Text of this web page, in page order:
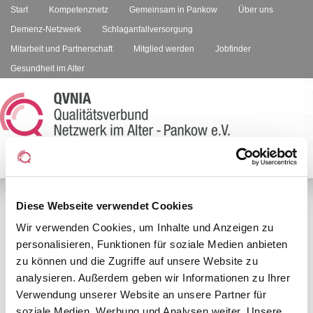
Diese Webseite verwendet Cookies
Wir verwenden Cookies, um Inhalte und Anzeigen zu
personalisieren, Funktionen für soziale Medien anbieten
zu können und die Zugriffe auf unsere Website zu
analysieren. Außerdem geben wir Informationen zu Ihrer
Verwendung unserer Website an unsere Partner für
Start Kompetenznetz Gemeinsam in Pankow
Über uns
Demenz-Netzwerk
Schlaganfallversorgung
Mitarbeit und Partnerschaft
Mitglied werden
Jobfinder
Gesundheit im Alter
A+
A
A-
Dennis Strobach